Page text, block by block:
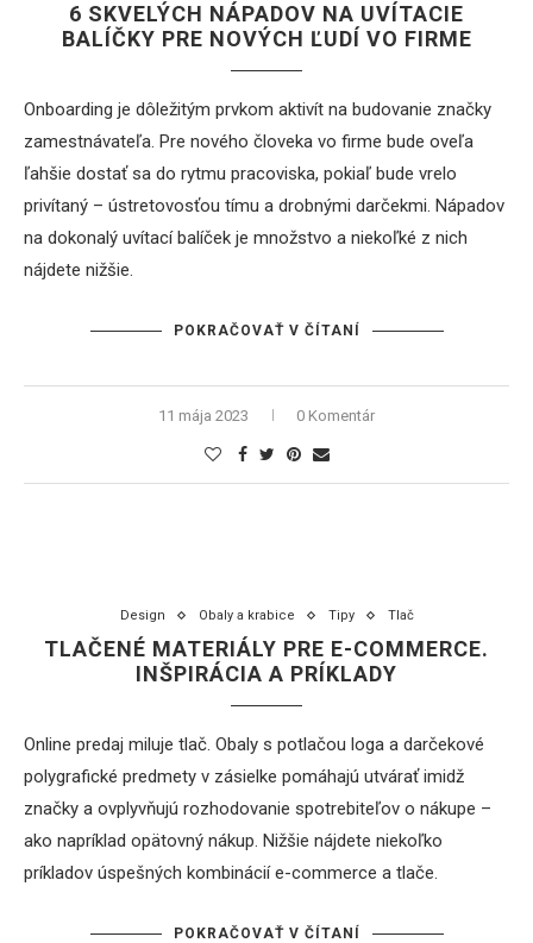
6 SKVELÝCH NÁPADOV NA UVÍTACIE
BALÍČKY PRE NOVÝCH ĽUDÍ VO FIRME
Onboarding je dôležitým prvkom aktivít na budovanie značky
zamestnávateľa. Pre nového človeka vo firme bude oveľa
ľahšie dostať sa do rytmu pracoviska, pokiaľ bude vrelo
privítaný – ústretovosťou tímu a drobnými darčekmi. Nápadov
na dokonalý uvítací balíček je množstvo a niekoľké z nich
nájdete nižšie.
POKRAČOVAŤ V ČÍTANÍ
11 mája 2023 0 Komentár
Design Obaly a krabice Tipy Tlač
TLAČENÉ MATERIÁLY PRE E-COMMERCE.
INŠPIRÁCIA A PRÍKLADY
Online predaj miluje tlač. Obaly s potlačou loga a darčekové
polygrafické predmety v zásielke pomáhajú utvárať imidž
značky a ovplyvňujú rozhodovanie spotrebiteľov o nákupe –
ako napríklad opätovný nákup. Nižšie nájdete niekoľko
príkladov úspešných kombinácií e-commerce a tlače.
POKRAČOVAŤ V ČÍTANÍ